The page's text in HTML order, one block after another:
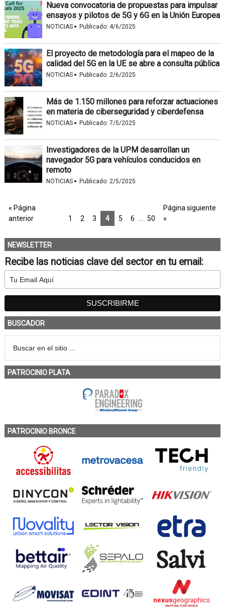
Nueva convocatoria de propuestas para impulsar
ensayos y pilotos de 5G y 6G en la Unión Europea
NOTICIAS · Publicado: 4/6/2025
El proyecto de metodología para el mapeo de la
calidad del 5G en la UE se abre a consulta pública
NOTICIAS · Publicado: 2/6/2025
Más de 1.150 millones para reforzar actuaciones
en materia de ciberseguridad y ciberdefensa
NOTICIAS · Publicado: 7/5/2025
Investigadores de la UPM desarrollan un
navegador 5G para vehículos conducidos en
remoto
NOTICIAS · Publicado: 2/5/2025
« Página
anterior
1 2 3 4 5 6 50
Página siguiente
»
NEWSLETTER
Recibe las noticias clave del sector en tu email:
BUSCADOR
PATROCINIO PLATA
PATROCINIO BRONCE